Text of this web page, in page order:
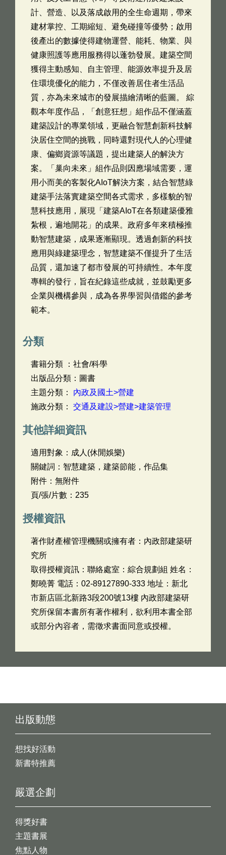
計、營造、以及落成啟用的全生命週期，帶來
建材掌控、工期縮短、避免碰撞等優勢；啟用
後產出的數據使得建物運營、能耗、物業、與
健康照護等應用服務得以蓬勃發展。建築空間
獲得主動感知、自主管理、能源效率提升及居
住環境優化的能力，不僅改善居住者生活品
質，亦為未來城市的發展描繪清晰的藍圖。 綜
觀本年度作品，「創意狂想」組作品不僅涵蓋
建築設計的專業領域，更融合智慧創新科技解
決居住空間的挑戰，同時還對現代人的心理健
康、偏鄉資源等議題，提出建築人的解決方
案。「巢向未來」組作品則因應場域需要，運
用小而美的客製化AIoT解決方案，結合智慧綠
建築手法落實建築空間各式需求，多樣貌的智
慧科技應用，展現「建築AIoT在各類建築優雅
紮根，遍地開花」的成果。政府多年來積極推
動智慧建築，成果逐漸顯現。透過創新的科技
應用與綠建築理念，智慧建築不僅提升了生活
品質，還加速了都市發展的可持續性。本年度
專輯的發行，旨在紀錄這些成就，並鼓勵更多
企業與機構參與，成為各界學習與借鑑的參考
範本。
分類
書籍分類 ：社會/科學
出版品分類：圖書
主題分類： 內政及國土>營建
施政分類： 交通及建設>營建>建築管理
其他詳細資訊
適用對象：成人(休閒娛樂)
關鍵詞：智慧建築，建築節能，作品集
附件：無附件
頁/張/片數：235
授權資訊
著作財產權管理機關或擁有者：內政部建築研
究所
取得授權資訊：聯絡處室：綜合規劃組 姓名：
鄭曉菁 電話：02-89127890-333 地址：新北
市新店區北新路3段200號13樓 內政部建築研
究所保留本書所有著作權利，欲利用本書全部
或部分內容者，需徵求書面同意或授權。
出版動態
想找好活動
新書特推薦
嚴選企劃
得獎好書
主題書展
焦點人物